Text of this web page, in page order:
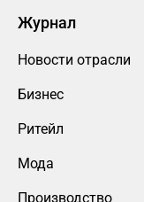
Журнал
Новости отрасли
Бизнес
Ритейл
Мода
Производство